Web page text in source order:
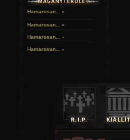
Hamarosan... »
Hamarosan... »
Hamarosan... »
Hamarosan... »